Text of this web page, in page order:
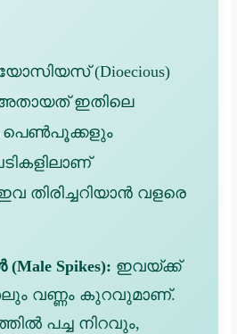
(Dioecious)
ഇതിലെ
തിരിച്ചറിയാൻ വളരെ
Spikes): ഇവയ്ക്ക്
വണ്ണം കുറവുമാണ്.
പച്ച നിറവും,